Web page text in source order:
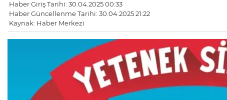
Haber Giriş Tarihi: 30.04.2025 00:33
Haber Güncellenme Tarihi: 30.04.2025 21:22
Kaynak: Haber Merkezi